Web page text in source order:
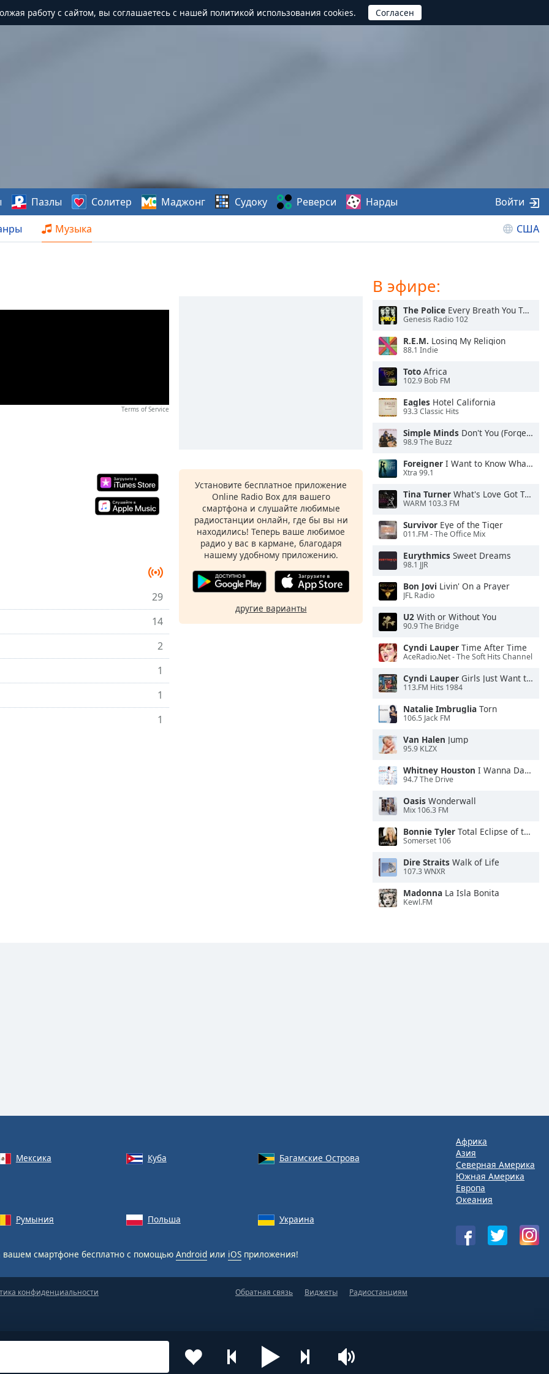
работу с сайтом, вы соглашаетесь с нашей политикой использования cookies.
Музыка США
Пазлы Солитер Маджонг Судоку Реверси Нарды Войти
Terms of Service
29
14
2
1
1
1
Установите бесплатное приложение
Online Radio Box для вашего
смартфона и слушайте любимые
радиостанции онлайн, где бы вы ни
находились! Теперь ваше любимое
радио у вас в кармане, благодаря
нашему удобному приложению.
другие варианты
В эфире:
The Police Every Breath You Take
Genesis Radio 102
R.E.M. Losing My Religion
88.1 Indie
Toto Africa
102.9 Bob FM
Eagles Hotel California
93.3 Classic Hits
Simple Minds Don't You (Forget About Me)
98.9 The Buzz
Foreigner I Want to Know What Love Is
Xtra 99.1
Tina Turner What's Love Got To Do With It
WARM 103.3 FM
Survivor Eye of the Tiger
011.FM - The Office Mix
Eurythmics Sweet Dreams
98.1 JJR
Bon Jovi Livin' On a Prayer
JFL Radio
U2 With or Without You
90.9 The Bridge
Cyndi Lauper Time After Time
AceRadio.Net - The Soft Hits Channel
Cyndi Lauper Girls Just Want to Have Fun
113.FM Hits 1984
Natalie Imbruglia Torn
106.5 Jack FM
Van Halen Jump
95.9 KLZX
Whitney Houston I Wanna Dance With Somebody
94.7 The Drive
Oasis Wonderwall
Mix 106.3 FM
Bonnie Tyler Total Eclipse of the Heart
Somerset 106
Dire Straits Walk of Life
107.3 WNXR
Madonna La Isla Bonita
Kewl.FM
Мексика Куба
Багамские Острова
Румыния Польша Украина
вашем смартфоне бесплатно с помощью Android или iOS приложения!
Африка
Азия
Северная Америка
Южная Америка
Европа
Океания
конфиденциальности Обратная связь Виджеты Радиостанциям